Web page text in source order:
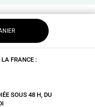
LA FRANCE :
SOUS 48 H, DU